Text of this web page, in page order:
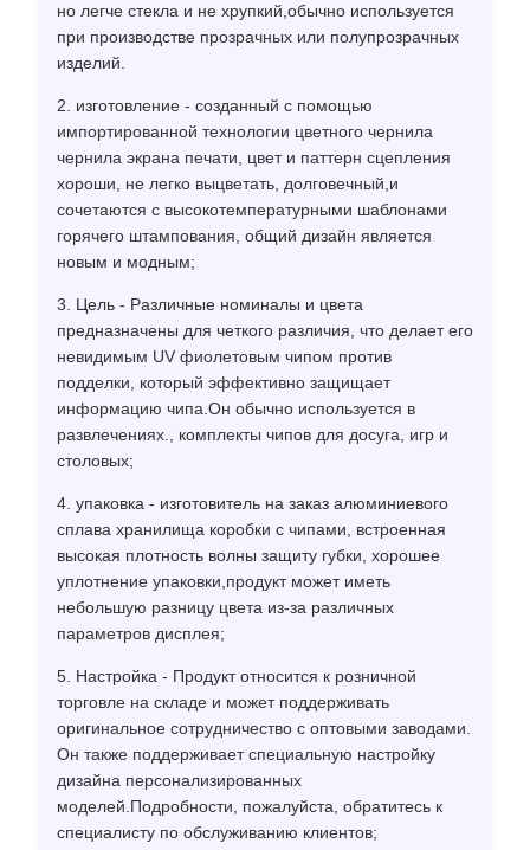
но легче стекла и не хрупкий,обычно используется
при производстве прозрачных или полупрозрачных
изделий.
2. изготовление - созданный с помощью
импортированной технологии цветного чернила
чернила экрана печати, цвет и паттерн сцепления
хороши, не легко выцветать, долговечный,и
сочетаются с высокотемпературными шаблонами
горячего штампования, общий дизайн является
новым и модным;
3. Цель - Различные номиналы и цвета
предназначены для четкого различия, что делает его
невидимым UV фиолетовым чипом против
подделки, который эффективно защищает
информацию чипа.Он обычно используется в
развлечениях., комплекты чипов для досуга, игр и
столовых;
4. упаковка - изготовитель на заказ алюминиевого
сплава хранилища коробки с чипами, встроенная
высокая плотность волны защиту губки, хорошее
уплотнение упаковки,продукт может иметь
небольшую разницу цвета из-за различных
параметров дисплея;
5. Настройка - Продукт относится к розничной
торговле на складе и может поддерживать
оригинальное сотрудничество с оптовыми заводами.
Он также поддерживает специальную настройку
дизайна персонализированных
моделей.Подробности, пожалуйста, обратитесь к
специалисту по обслуживанию клиентов;